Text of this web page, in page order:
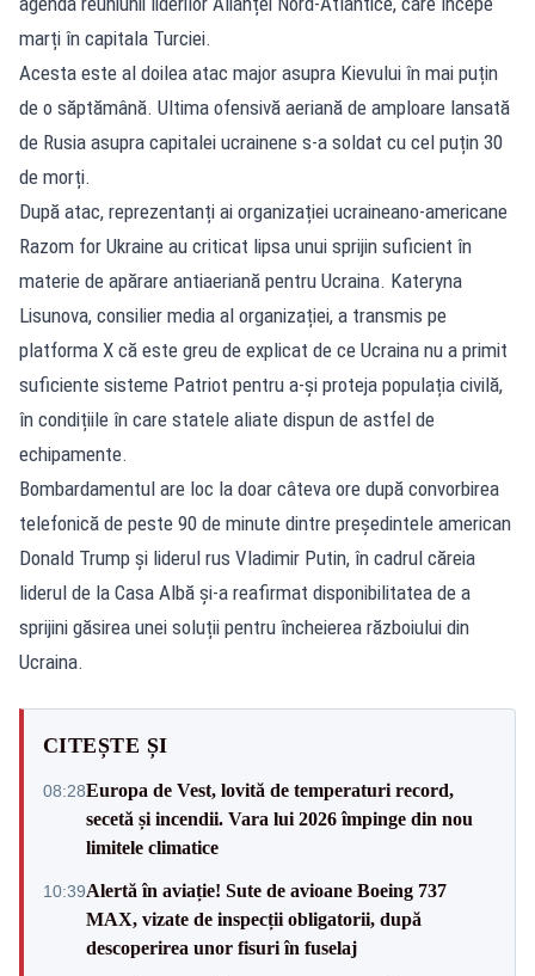
marți în capitala Turciei.
Acesta este al doilea atac major asupra Kievului în mai puțin
de o săptămână. Ultima ofensivă aeriană de amploare lansată
de Rusia asupra capitalei ucrainene s-a soldat cu cel puțin 30
de morți.
După atac, reprezentanți ai organizației ucraineano-americane
Razom for Ukraine au criticat lipsa unui sprijin suficient în
materie de apărare antiaeriană pentru Ucraina. Kateryna
Lisunova, consilier media al organizației, a transmis pe
platforma X că este greu de explicat de ce Ucraina nu a primit
suficiente sisteme Patriot pentru a-și proteja populația civilă,
în condițiile în care statele aliate dispun de astfel de
echipamente.
Bombardamentul are loc la doar câteva ore după convorbirea
telefonică de peste 90 de minute dintre președintele american
Donald Trump și liderul rus Vladimir Putin, în cadrul căreia
liderul de la Casa Albă și-a reafirmat disponibilitatea de a
sprijini găsirea unei soluții pentru încheierea războiului din
Ucraina.
CITEȘTE ȘI
08:28Europa de Vest, lovită de temperaturi record,
secetă și incendii. Vara lui 2026 împinge din nou
limitele climatice
10:39Alertă în aviație! Sute de avioane Boeing 737
MAX, vizate de inspecții obligatorii, după
descoperirea unor fisuri în fuselaj